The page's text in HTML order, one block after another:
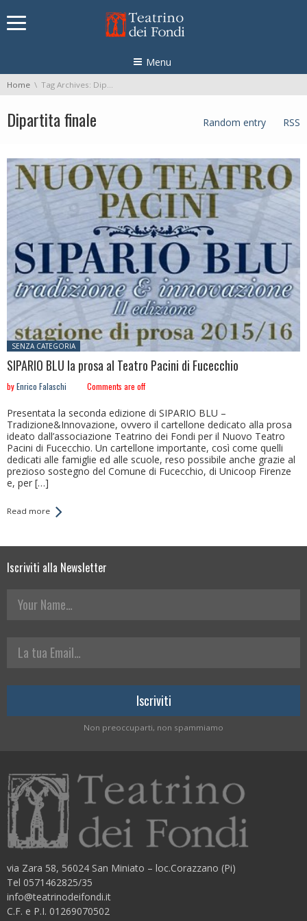
Menu
You are here:
Home Tag Archives: Dipartita finale
Dipartita finale Random entry RSS
Posted in:
SENZA CATEGORIA
SIPARIO BLU la prosa al Teatro Pacini di Fucecchio
byEnrico Falaschi Comments are off
Presentata la seconda edizione di SIPARIO BLU –
Tradizione&Innovazione, ovvero il cartellone dedicato alla prosa
ideato dall’associazione Teatrino dei Fondi per il Nuovo Teatro
Pacini di Fucecchio. Un cartellone importante, così come quelli
dedicati alle famiglie ed alle scuole, reso possibile anche grazie al
prezioso sostegno del Comune di Fucecchio, di Unicoop Firenze
e, per […]
Read more
Iscriviti alla Newsletter
Your Name
La tua Email
Non preoccuparti, non spammiamo
via Zara 58, 56024 San Miniato – loc.Corazzano (Pi)
Tel 0571462825/35
info@teatrinodeifondi.it
C.F. e P.I. 01269070502